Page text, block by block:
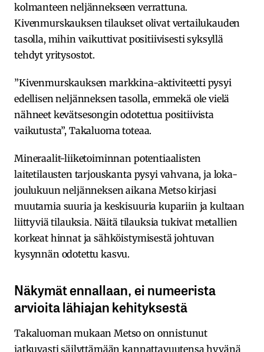
kolmanteen neljännekseen verrattuna.
Kivenmurskauksen tilaukset olivat vertailukauden
tasolla, mihin vaikuttivat positiivisesti syksyllä
tehdyt yritysostot.
”Kivenmurskauksen markkina-aktiviteetti pysyi
edellisen neljänneksen tasolla, emmekä ole vielä
nähneet kevätsesongin odotettua positiivista
vaikutusta”, Takaluoma toteaa.
Mineraalit-liiketoiminnan potentiaalisten
laitetilausten tarjouskanta pysyi vahvana, ja loka-
joulukuun neljänneksen aikana Metso kirjasi
muutamia suuria ja keskisuuria kupariin ja kultaan
liittyviä tilauksia. Näitä tilauksia tukivat metallien
korkeat hinnat ja sähköistymisestä johtuvan
kysynnän odotettu kasvu.
Näkymät ennallaan, ei numeerista
arvioita lähiajan kehityksestä
Takaluoman mukaan Metso on onnistunut
jatkuvasti säilyttämään kannattavuutensa hyvänä